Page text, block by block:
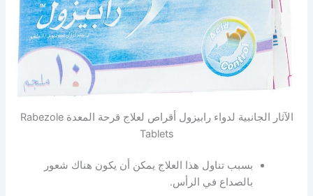
الآثار الجانبية لدواء رابيزول أقراص لعلاج قرحة المعدة Rabezole
Tablets
بسبب تناول هذا العلاج يمكن أن يكون هناك شعور
بالصداع في الرأس.